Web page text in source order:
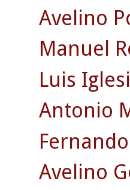
Avelino
Manuel
Luis
Antonio
Avelino